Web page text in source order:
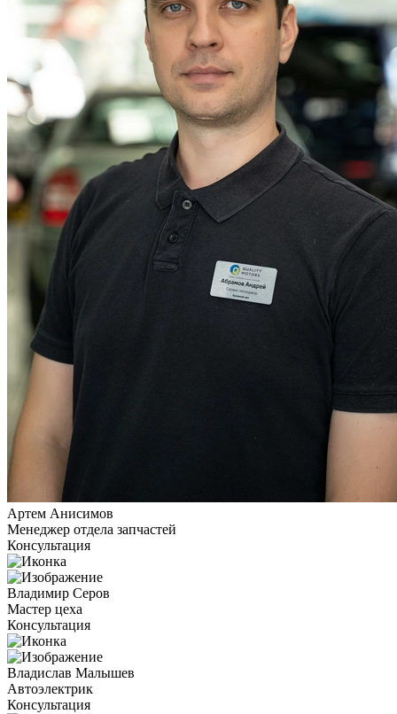
Артем Анисимов
Менеджер отдела запчастей
Консультация
Владимир Серов
Мастер цеха
Консультация
Владислав Малышев
Автоэлектрик
Консультация